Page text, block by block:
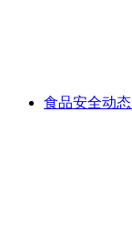
食品安全动态